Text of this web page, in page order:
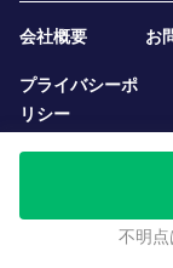
不明
会社概要 お
プライバシーポ
リシー